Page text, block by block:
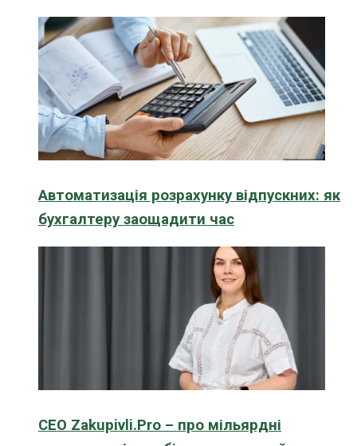
Автоматизація розрахунку відпускних: як
бухгалтеру заощадити час
CEO Zakupivli.Pro – про мільярдні